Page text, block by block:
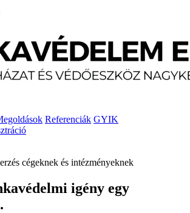
Referenciák GYIK
cégeknek és intézményeknek
igény egy